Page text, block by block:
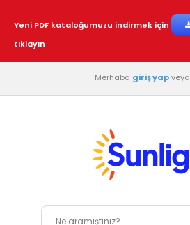
Yeni PDF kataloğumuzu indirmek için
tıklayın
Merhaba giriş yapveya